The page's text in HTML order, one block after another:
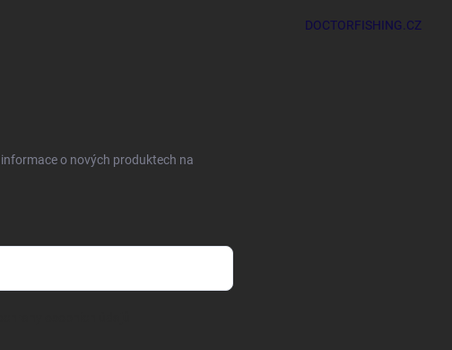
DOCTORFISHING.CZ
o nových produktech na